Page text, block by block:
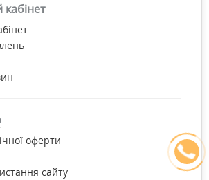
оферти
сайту